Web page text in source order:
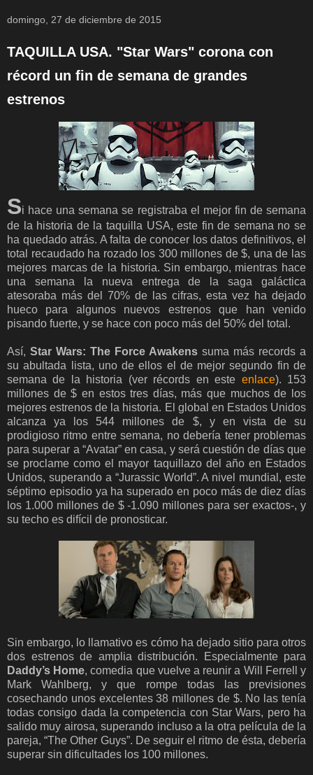
domingo, 27 de diciembre de 2015
TAQUILLA USA. "Star Wars" corona con
récord un fin de semana de grandes
estrenos
Si hace una semana se registraba el mejor fin de semana
de la historia de la taquilla USA, este fin de semana no se
ha quedado atrás. A falta de conocer los datos definitivos, el
total recaudado ha rozado los 300 millones de $, una de las
mejores marcas de la historia. Sin embargo, mientras hace
una semana la nueva entrega de la saga galáctica
atesoraba más del 70% de las cifras, esta vez ha dejado
hueco para algunos nuevos estrenos que han venido
pisando fuerte, y se hace con poco más del 50% del total.
Así, Star Wars: The Force Awakens suma más records a
su abultada lista, uno de ellos el de mejor segundo fin de
semana de la historia (ver récords en este enlace). 153
millones de $ en estos tres días, más que muchos de los
mejores estrenos de la historia. El global en Estados Unidos
alcanza ya los 544 millones de $, y en vista de su
prodigioso ritmo entre semana, no debería tener problemas
para superar a “Avatar” en casa, y será cuestión de días que
se proclame como el mayor taquillazo del año en Estados
Unidos, superando a “Jurassic World”. A nivel mundial, este
séptimo episodio ya ha superado en poco más de diez días
los 1.000 millones de $ -1.090 millones para ser exactos-, y
su techo es difícil de pronosticar.
Sin embargo, lo llamativo es cómo ha dejado sitio para otros
dos estrenos de amplia distribución. Especialmente para
Daddy’s Home, comedia que vuelve a reunir a Will Ferrell y
Mark Wahlberg, y que rompe todas las previsiones
cosechando unos excelentes 38 millones de $. No las tenía
todas consigo dada la competencia con Star Wars, pero ha
salido muy airosa, superando incluso a la otra película de la
pareja, “The Other Guys”. De seguir el ritmo de ésta, debería
superar sin dificultades los 100 millones.